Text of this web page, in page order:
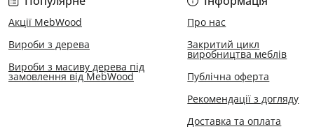
гарантія стабільності геометрії.
Виготовлення під будь-який нестандартний
розмір- під ваш матрац і кімнату.
Екологічне покриття- натуральні олії та
гіпоалергенні лаки, безпечно для дітей.
з надійним пакуванням.
- можна побачити ліжко наживо
Акції MebWood
Вироби з дерева
Вироби з масиву дерева під
замовлення від MebWood
Про нас
Закритий цикл
виробництва меблів
Публічна оферта
Рекомендації з догляду
Доставка та оплата